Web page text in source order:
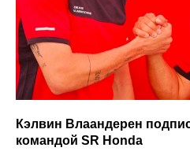
Кэлвин Влаандерен
командой SR Honda